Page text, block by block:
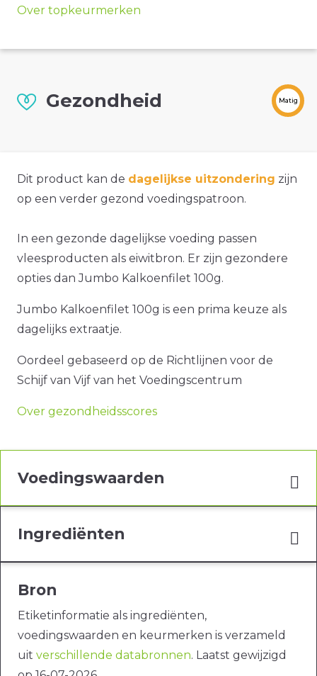
Over topkeurmerken
Gezondheid Matig
Dit product kan de dagelijkse uitzondering zijn
op een verder gezond voedingspatroon.
In een gezonde dagelijkse voeding passen
vleesproducten als eiwitbron. Er zijn gezondere
opties dan Jumbo Kalkoenfilet 100g.
Jumbo Kalkoenfilet 100g is een prima keuze als
dagelijks extraatje.
Oordeel gebaseerd op de Richtlijnen voor de
Schijf van Vijf van het Voedingscentrum
Over gezondheidsscores
Voedingswaarden
Ingrediënten
Bron
Etiketinformatie als ingrediënten,
voedingswaarden en keurmerken is verzameld
uit verschillende databronnen. Laatst gewijzigd